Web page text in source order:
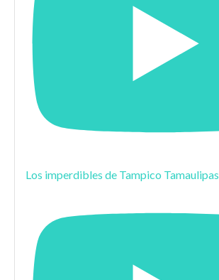
Los imperdibles de Tampico Tamaulipas